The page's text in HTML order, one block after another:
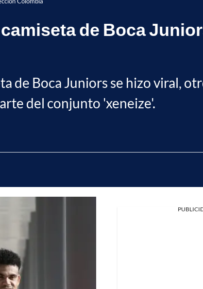
de Boca
de Boca Juniors se hizo viral,
del conjunto 'xeneize'.